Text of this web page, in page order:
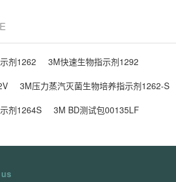
剂1262
3M快速生物指示剂1292
3M压力蒸汽灭菌生物培养指示剂1262-S
剂1264S
3M BD测试包00135LF